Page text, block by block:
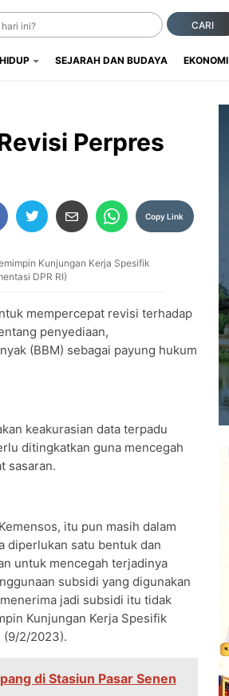
CARI
SEJARAH DAN BUDAYA EKONOMI
Perpres
Copy Link
Kunjungan Kerja Spesifik
DPR RI)
mempercepat revisi terhadap
penyediaan,
(BBM) sebagai payung hukum
keakurasian data terpadu
ditingkatkan guna mencegah
sasaran.
itu pun masih dalam
diperlukan satu bentuk dan
untuk mencegah terjadinya
subsidi yang digunakan
jadi subsidi itu tidak
Kunjungan Kerja Spesifik
(9/2/2023).
di Stasiun Pasar Senen